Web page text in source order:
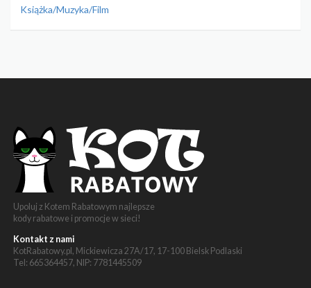
Książka/Muzyka/Film
Upoluj z Kotem Rabatowym najlepsze
kody rabatowe i promocje w sieci!
Kontakt z nami
KotRabatowy.pl, Mickiewicza 27A/17, 17-100 Bielsk Podlaski
Tel: 665364457, NIP: 7781445509